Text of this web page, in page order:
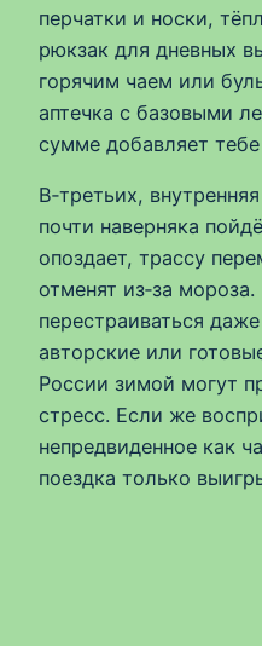
перчатки и носки,
рюкзак для дневных
горячим чаем или
аптечка с базовыми
сумме добавляет
В‑третьих,
почти наверняка
опоздает, трассу
отменят из‑за мороза.
перестраиваться
авторские или
России зимой могут
стресс. Если же
непредвиденное как
поездка только